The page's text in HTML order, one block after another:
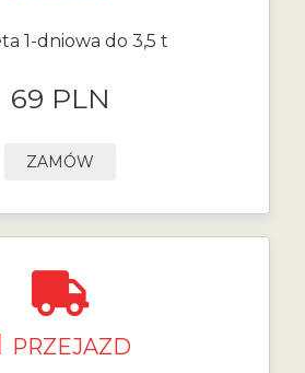
1-dniowa do 3,5 t
69 PLN
ZAMÓW
PRZEJAZD